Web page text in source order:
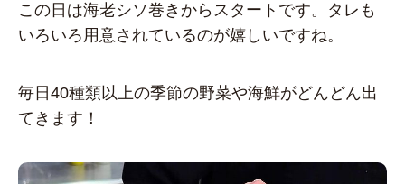
この日は海老シソ巻きからスタートです。タレも
いろいろ用意されているのが嬉しいですね。
毎日40種類以上の季節の野菜や海鮮がどんどん出
てきます！